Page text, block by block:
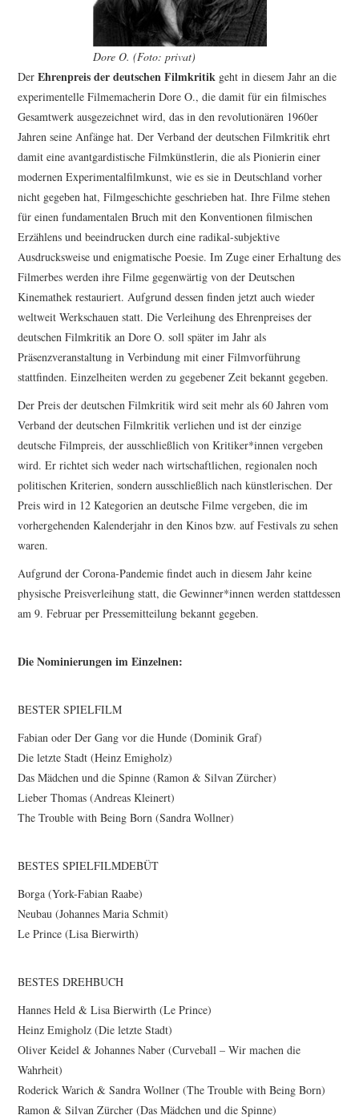
Dore O. (Foto: privat)
DerEhrenpreis der deutschen Filmkritik geht in diesem Jahr an die
experimentelle Filmemacherin Dore O., die damit für ein filmisches
Gesamtwerk ausgezeichnet wird, das in den revolutionären 1960er
Jahren seine Anfänge hat. Der Verband der deutschen Filmkritik ehrt
damit eine avantgardistische Filmkünstlerin, die als Pionierin einer
modernen Experimentalfilmkunst, wie es sie in Deutschland vorher
nicht gegeben hat, Filmgeschichte geschrieben hat. Ihre Filme stehen
für einen fundamentalen Bruch mit den Konventionen filmischen
Erzählens und beeindrucken durch eine radikal-subjektive
Ausdrucksweise und enigmatische Poesie. Im Zuge einer Erhaltung des
Filmerbes werden ihre Filme gegenwärtig von der Deutschen
Kinemathek restauriert. Aufgrund dessen finden jetzt auch wieder
weltweit Werkschauen statt. Die Verleihung des Ehrenpreises der
deutschen Filmkritik an Dore O. soll später im Jahr als
Präsenzveranstaltung in Verbindung mit einer Filmvorführung
stattfinden. Einzelheiten werden zu gegebener Zeit bekannt gegeben.
Der Preis der deutschen Filmkritik wird seit mehr als 60 Jahren vom
Verband der deutschen Filmkritik verliehen und ist der einzige
deutsche Filmpreis, der ausschließlich von Kritiker*innen vergeben
wird. Er richtet sich weder nach wirtschaftlichen, regionalen noch
politischen Kriterien, sondern ausschließlich nach künstlerischen. Der
Preis wird in 12 Kategorien an deutsche Filme vergeben, die im
vorhergehenden Kalenderjahr in den Kinos bzw. auf Festivals zu sehen
waren.
Aufgrund der Corona-Pandemie findet auch in diesem Jahr keine
physische Preisverleihung statt, die Gewinner*innen werden stattdessen
am 9. Februar per Pressemitteilung bekannt gegeben.
Die Nominierungen im Einzelnen:
BESTER SPIELFILM
Fabian oder Der Gang vor die Hunde (Dominik Graf)
Die letzte Stadt (Heinz Emigholz)
Das Mädchen und die Spinne (Ramon & Silvan Zürcher)
Lieber Thomas (Andreas Kleinert)
The Trouble with Being Born (Sandra Wollner)
BESTES SPIELFILMDEBÜT
Borga (York-Fabian Raabe)
Neubau (Johannes Maria Schmit)
Le Prince (Lisa Bierwirth)
BESTES DREHBUCH
Hannes Held & Lisa Bierwirth (Le Prince)
Heinz Emigholz (Die letzte Stadt)
Oliver Keidel & Johannes Naber (Curveball – Wir machen die
Wahrheit)
Roderick Warich & Sandra Wollner (The Trouble with Being Born)
Ramon & Silvan Zürcher (Das Mädchen und die Spinne)